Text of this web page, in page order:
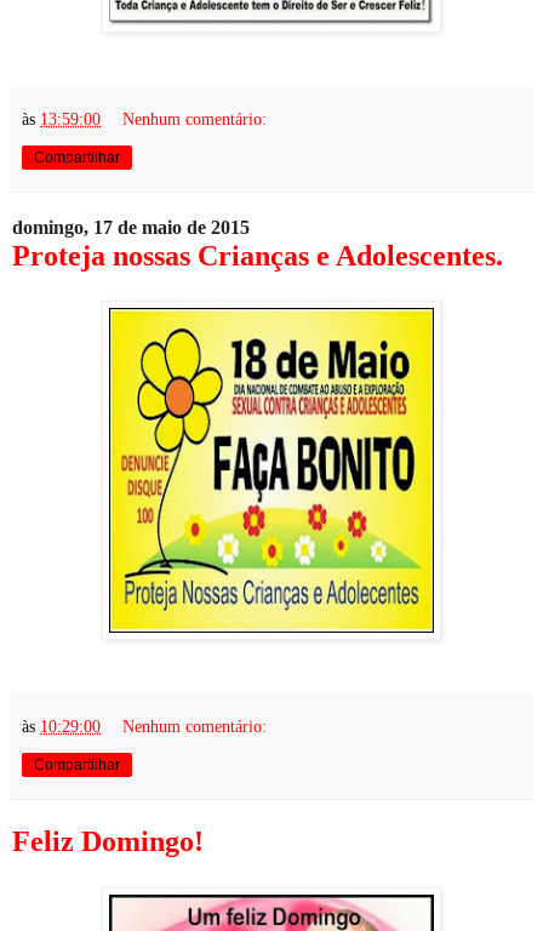
às 13:59:00 Nenhum comentário:
Compartilhar
domingo, 17 de maio de 2015
Proteja nossas Crianças e Adolescentes.
às 10:29:00 Nenhum comentário:
Compartilhar
Feliz Domingo!